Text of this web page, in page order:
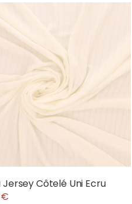
Jersey Côtelé Uni Ecru
€